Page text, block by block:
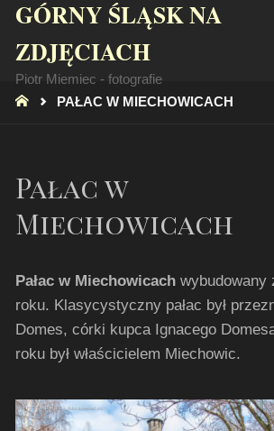
GÓRNY ŚLĄSK NA
ZDJĘCIACH
Piotr Miemiec - fotografie
STRONA
PAŁAC W MIECHOWICACH
Pałac w
Miechowicach
Pałac w Miechowicach wybudowany
roku. Klasycystyczny pałac był
Domes, córki kupca Ignacego
roku był właścicielem Miechowic.